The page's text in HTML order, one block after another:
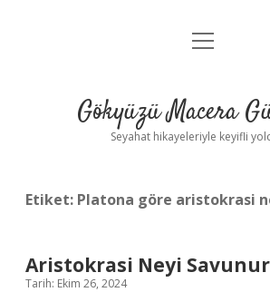
Anasayfa
Yasal Uyarı
menüyü
Gökyüzü Macera
Seyahat hikayeleriyle keyifli
Etiket: Platona göre aristokrasi
Aristokrasi Neyi Savunur
Tarih: Ekim 26, 2024